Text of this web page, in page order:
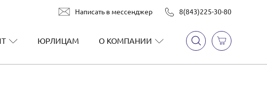
Написать в мессенджер 8(843)225-30-80
ЮРЛИЦАМ О КОМПАНИИ